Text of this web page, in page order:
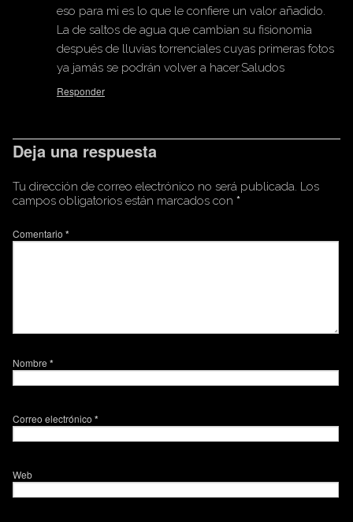
eso para mi es lo que le confiere un valor añadido.
La de saltos de agua que cambian su fisionomia
después de lluvias torrenciales cuyas primeras fotos
ya jamás se podrán volver a hacer.Saludos
Responder
Deja una respuesta
Tu dirección de correo electrónico no será publicada. Los
campos obligatorios están marcados con *
Comentario *
Nombre *
Correo electrónico *
Web